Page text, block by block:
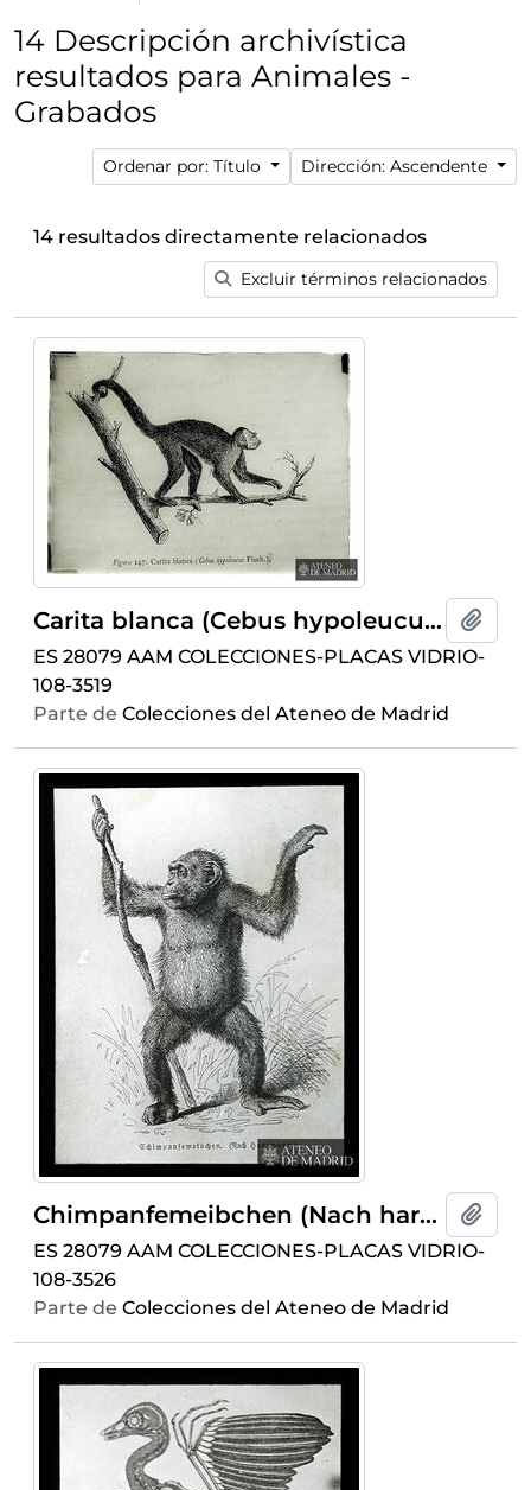
14 Descripción archivística
resultados para Animales -
Grabados
Ordenar por: Título Dirección: Ascendente
14 resultados directamente relacionados
Excluir términos relacionados
Carita blanca (Cebus hypoleucus Fisch)
ES 28079 AAM COLECCIONES-PLACAS VIDRIO-
108-3519
Parte de Colecciones del Ateneo de Madrid
Chimpanfemeibchen (Nach hartmann)
ES 28079 AAM COLECCIONES-PLACAS VIDRIO-
108-3526
Parte de Colecciones del Ateneo de Madrid